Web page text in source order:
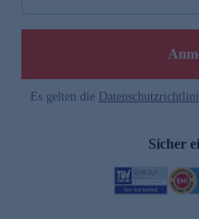
Es gelten die
Sicher